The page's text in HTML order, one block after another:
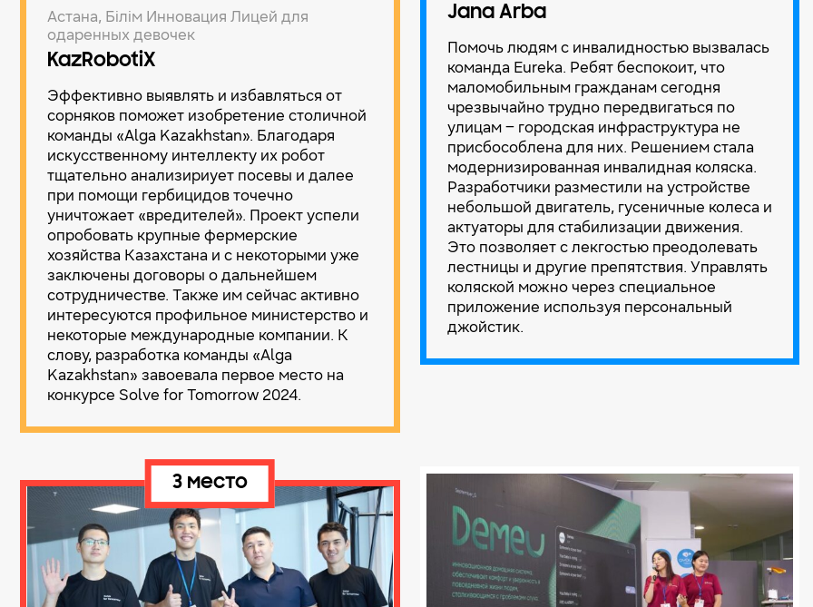
Астана, Білім Инновация Лицей для
одаренных девочек
KazRobotiX
Эффективно выявлять и избавляться от
сорняков поможет изобретение столичной
команды «Alga Kazakhstan». Благодаря
искусственному интеллекту их робот
тщательно анализириует посевы и далее
при помощи гербицидов точечно
уничтожает «вредителей». Проект успели
опробовать крупные фермерские
хозяйства Казахстана и с некоторыми уже
заключены договоры о дальнейшем
сотрудничестве. Также им сейчас активно
интересуются профильное министерство и
некоторые международные компании. К
слову, разработка команды «Alga
Kazakhstan» завоевала первое место на
конкурсе Solve for Tomorrow 2024.
Jana Arba
Помочь людям с инвалидностью вызвалась
команда Eureka. Ребят беспокоит, что
маломобильным гражданам сегодня
чрезвычайно трудно передвигаться по
улицам – городская инфраструктура не
присбособлена для них. Решением стала
модернизированная инвалидная коляска.
Разработчики разместили на устройстве
небольшой двигатель, гусеничные колеса и
актуаторы для стабилизации движения.
Это позволяет с лекгостью преодолевать
лестницы и другие препятствия. Управлять
коляской можно через специальное
приложение используя персональный
джойстик.
3 место